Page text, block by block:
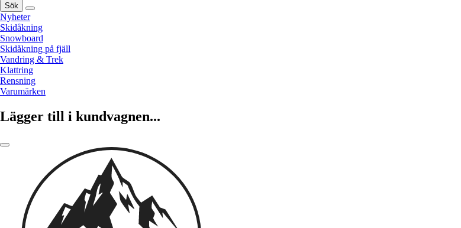
Sök
Nyheter
Skidåkning
Snowboard
Skidåkning på fjäll
Vandring & Trek
Klattring
Rensning
Varumärken
Lägger till i kundvagnen...